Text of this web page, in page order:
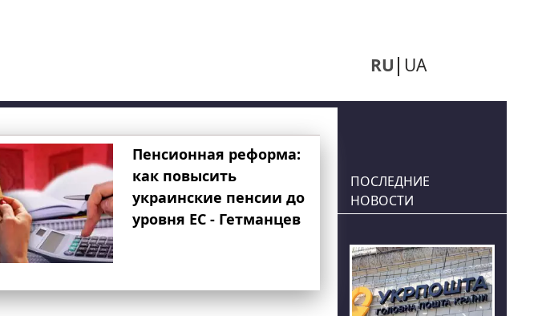
RU UA
Пенсионная реформа:
как повысить
украинские пенсии до
уровня ЕС - Гетманцев
ПОСЛЕДНИЕ
НОВОСТИ